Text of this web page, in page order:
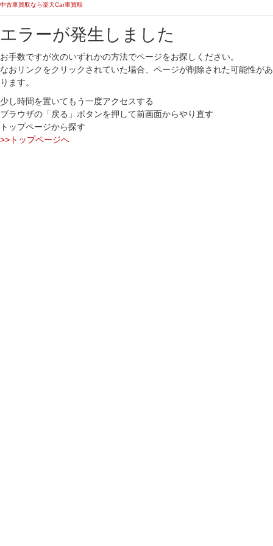
中古車買取なら楽天Car車買取
エラーが発生しました
お手数ですが次のいずれかの方法でページをお探しください。
なおリンクをクリックされていた場合、ページが削除された可能性があ
ります。
少し時間を置いてもう一度アクセスする
ブラウザの「戻る」ボタンを押して前画面からやり直す
トップページから探す
>>トップページへ